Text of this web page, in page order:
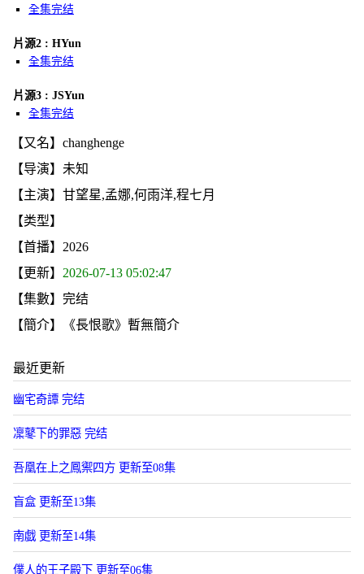
全集完结
片源2 : HYun
全集完结
片源3 : JSYun
全集完结
【又名】changhenge
【导演】未知
【主演】甘望星,孟娜,何雨洋,程七月
【类型】
【首播】2026
【更新】 2026-07-13 05:02:47
【集數】完结
【簡介】《長恨歌》暫無簡介
最近更新
幽宅奇譚 完结
凜鼕下的罪惡 完结
吾凰在上之鳳禦四方 更新至08集
盲盒 更新至13集
南戯 更新至14集
僕人的王子殿下 更新至06集